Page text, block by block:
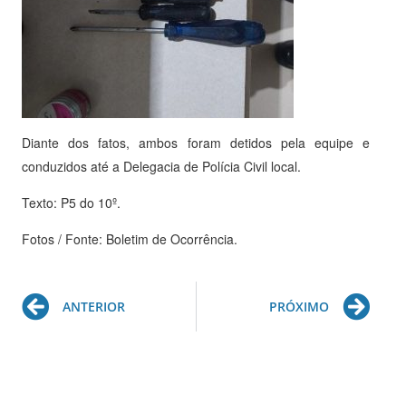
Diante dos fatos, ambos foram detidos pela equipe e
conduzidos até a Delegacia de Polícia Civil local.
Texto: P5 do 10º.
Fotos / Fonte: Boletim de Ocorrência.
Prev
ANTERIOR PRÓXIMO